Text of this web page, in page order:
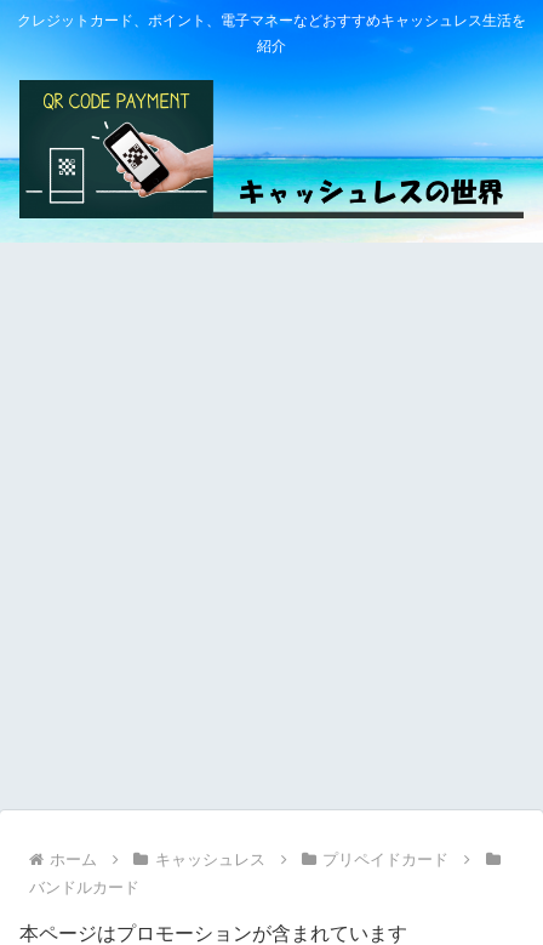
クレジットカード、ポイント、電子マネーなどおすすめキャッシュレス生活を
紹介
ホーム キャッシュレス
プリペイドカード
バンドルカード
本ページはプロモーションが含まれています